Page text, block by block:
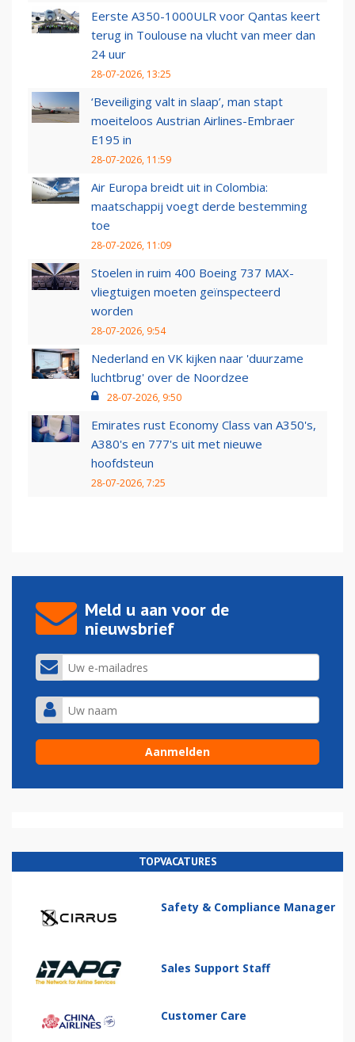
Eerste A350-1000ULR voor Qantas keert
terug in Toulouse na vlucht van meer dan
24 uur
28-07-2026, 13:25
‘Beveiliging valt in slaap’, man stapt
moeiteloos Austrian Airlines-Embraer
E195 in
28-07-2026, 11:59
Air Europa breidt uit in Colombia:
maatschappij voegt derde bestemming
toe
28-07-2026, 11:09
Stoelen in ruim 400 Boeing 737 MAX-
vliegtuigen moeten geïnspecteerd
worden
28-07-2026, 9:54
Nederland en VK kijken naar 'duurzame
luchtbrug' over de Noordzee
28-07-2026, 9:50
Emirates rust Economy Class van A350's,
A380's en 777's uit met nieuwe
hoofdsteun
28-07-2026, 7:25
Meld u aan voor de
nieuwsbrief
TOPVACATURES
Safety & Compliance Manager
Sales Support Staff
Customer Care